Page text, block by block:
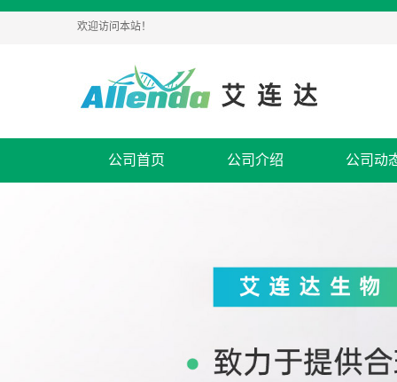
欢迎访问本站！
公司首页 公司介绍 公司动